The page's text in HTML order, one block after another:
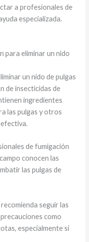
a profesionales de
especializada.
para eliminar un nido
un nido de pulgas
de insecticidas de
ingredientes
las pulgas y otros
de fumigación
conocen las
las pulgas de
seguir las
como
especialmente si